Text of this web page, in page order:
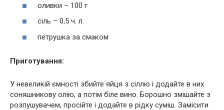
оливки – 100 г
сіль – 0,5 ч. л.
петрушка за смаком
Приготування:
У невеликій ємності збийте яйця з сіллю і додайте в них
соняшникову олію, а потім біле вино. Борошно змішайте з
розпушувачем, просійте і додайте в рідку суміш. Замісити